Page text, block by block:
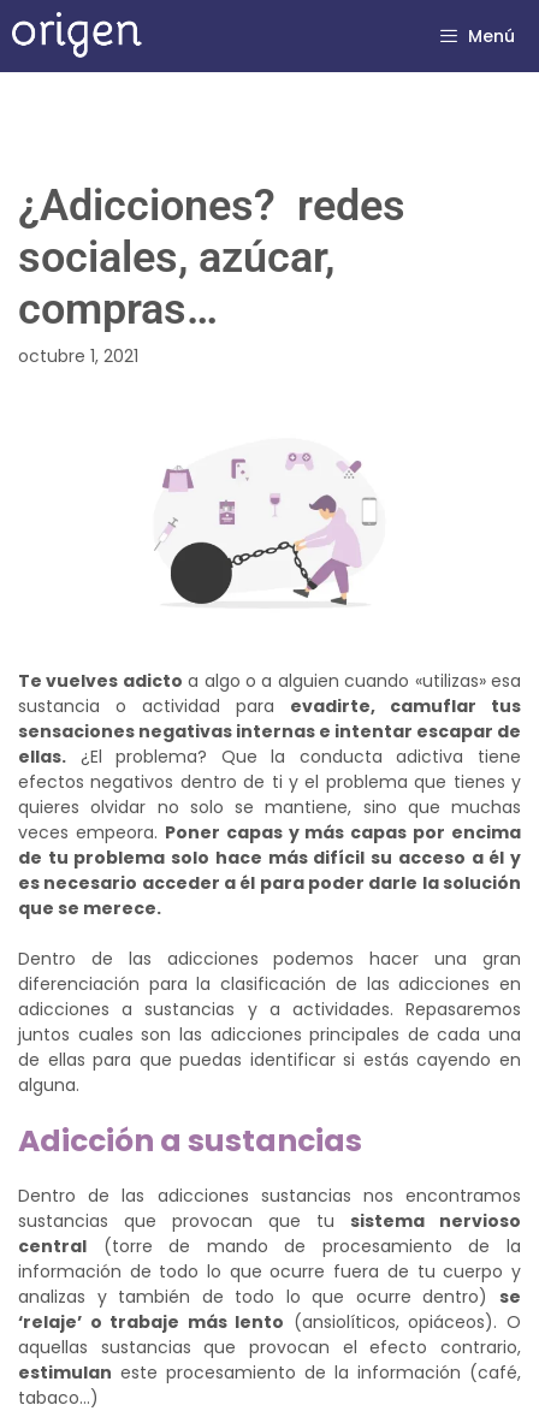
Menú
¿Adicciones? redes
sociales, azúcar,
compras…
octubre 1, 2021
Te vuelves adicto a algo o a alguien cuando «utilizas» esa
sustancia o actividad para evadirte, camuflar tus
sensaciones negativas internas e intentar escapar de
ellas. ¿El problema? Que la conducta adictiva tiene
efectos negativos dentro de ti y el problema que tienes y
quieres olvidar no solo se mantiene, sino que muchas
veces empeora. Poner capas y más capas por encima
de tu problema solo hace más difícil su acceso a él y
es necesario acceder a él para poder darle la solución
que se merece.
Dentro de las adicciones podemos hacer una gran
diferenciación para la clasificación de las adicciones en
adicciones a sustancias y a actividades. Repasaremos
juntos cuales son las adicciones principales de cada una
de ellas para que puedas identificar si estás cayendo en
alguna.
Adicción a sustancias
Dentro de las adicciones sustancias nos encontramos
sustancias que provocan que tu sistema nervioso
central (torre de mando de procesamiento de la
información de todo lo que ocurre fuera de tu cuerpo y
analizas y también de todo lo que ocurre dentro) se
‘relaje’ o trabaje más lento (ansiolíticos, opiáceos). O
aquellas sustancias que provocan el efecto contrario,
estimulan este procesamiento de la información (café,
tabaco…)